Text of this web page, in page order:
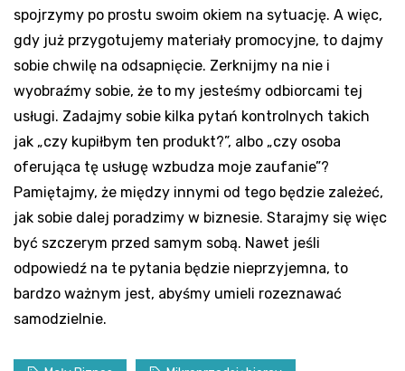
spojrzymy po prostu swoim okiem na sytuację. A więc,
gdy już przygotujemy materiały promocyjne, to dajmy
sobie chwilę na odsapnięcie. Zerknijmy na nie i
wyobraźmy sobie, że to my jesteśmy odbiorcami tej
usługi. Zadajmy sobie kilka pytań kontrolnych takich
jak „czy kupiłbym ten produkt?”, albo „czy osoba
oferująca tę usługę wzbudza moje zaufanie”?
Pamiętajmy, że między innymi od tego będzie zależeć,
jak sobie dalej poradzimy w biznesie. Starajmy się więc
być szczerym przed samym sobą. Nawet jeśli
odpowiedź na te pytania będzie nieprzyjemna, to
bardzo ważnym jest, abyśmy umieli rozeznawać
samodzielnie.